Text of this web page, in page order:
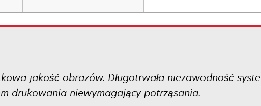
jakość obrazów. Długotrwała niezawodność
drukowania niewymagający potrząsania.